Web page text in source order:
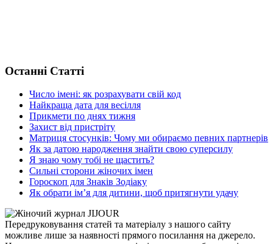
Останні Статті
Число імені: як розрахувати свій код
Найкраща дата для весілля
Прикмети по днях тижня
Захист від пристріту
Матриця стосунків: Чому ми обираємо певних партнерів
Як за датою народження знайти свою суперсилу
Я знаю чому тобі не щастить?
Сильні сторони жіночих імен
Гороскоп для Знаків Зодіаку
Як обрати ім’я для дитини, щоб притягнути удачу
Передруковування статей та матеріалу з нашого сайту
можливе лише за наявності прямого посилання на джерело.